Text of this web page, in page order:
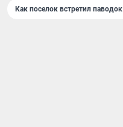
Как поселок встретил